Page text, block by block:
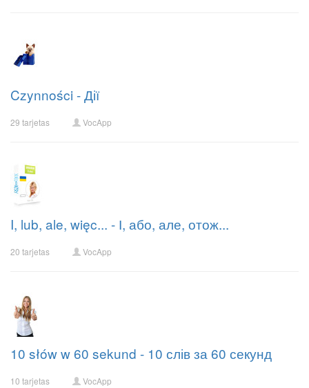
Czynności - Дії
29 tarjetas VocApp
I, lub, ale, więc... - І, або, але, отож...
20 tarjetas VocApp
10 słów w 60 sekund - 10 слів за 60 секунд
10 tarjetas VocApp